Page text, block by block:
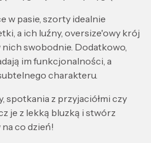
w pasie, szorty idealnie
a ich luźny, oversize'owy krój
nich swobodnie. Dodatkowo,
im funkcjonalności, a
charakteru.
spotkania z przyjaciółmi czy
je z lekką bluzką i stwórz
co dzień!